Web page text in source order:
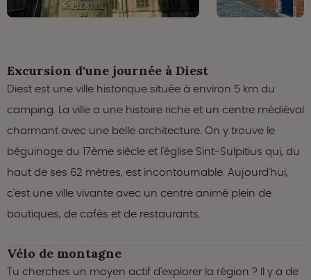
Excursion d'une journée à Diest
Diest est une ville historique située à environ 5 km du
camping. La ville a une histoire riche et un centre médiéval
charmant avec une belle architecture. On y trouve le
béguinage du 17ème siècle et l'église Sint-Sulpitius qui, du
haut de ses 62 mètres, est incontournable. Aujourd'hui,
c'est une ville vivante avec un centre animé plein de
boutiques, de cafés et de restaurants.
Vélo de montagne
Tu cherches un moyen actif d'explorer la région ? Il y a de